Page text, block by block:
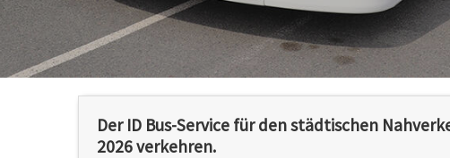
Der ID Bus-Service für den städtischen
2026 verkehren.